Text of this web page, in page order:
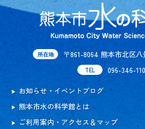
所在地 〒861-8064 熊本市北区八
TEL 096-346-
お知らせ・イベントブログ
熊本市水の科学館とは
ご利用案内・アクセス＆マップ